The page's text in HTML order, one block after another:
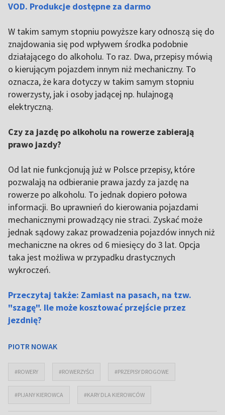
VOD. Produkcje dostępne za darmo
W takim samym stopniu powyższe kary odnoszą się do
znajdowania się pod wpływem środka podobnie
działającego do alkoholu. To raz. Dwa, przepisy mówią
o kierującym pojazdem innym niż mechaniczny. To
oznacza, że kara dotyczy w takim samym stopniu
rowerzysty, jak i osoby jadącej np. hulajnogą
elektryczną.
Czy za jazdę po alkoholu na rowerze zabierają
prawo jazdy?
Od lat nie funkcjonują już w Polsce przepisy, które
pozwalają na odbieranie prawa jazdy za jazdę na
rowerze po alkoholu. To jednak dopiero połowa
informacji. Bo uprawnień do kierowania pojazdami
mechanicznymi prowadzący nie straci. Zyskać może
jednak sądowy zakaz prowadzenia pojazdów innych niż
mechaniczne na okres od 6 miesięcy do 3 lat. Opcja
taka jest możliwa w przypadku drastycznych
wykroczeń.
Przeczytaj także: Zamiast na pasach, na tzw.
"szagę". Ile może kosztować przejście przez
jezdnię?
PIOTR NOWAK
#ROWERY #ROWERZYŚCI #PRZEPISY DROGOWE
#PIJANY KIEROWCA #KARY DLA KIEROWCÓW